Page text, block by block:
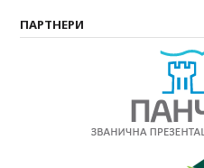
ПАРТНЕРИ